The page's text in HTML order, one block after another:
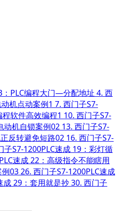
：PLC编程大门—分配地址 4. 西
机点动案例1 7. 西门子S7-
软件高效编程1 10. 西门子S7-
动机自锁案例02 13. 西门子S7-
反转避免短路02 16. 西门子S7-
子S7-1200PLC速成 19：彩灯循
速成 22：高级指令不能瞎用
例0326. 西门子S7-1200PLC速成
成 29：套用就是抄30. 西门子